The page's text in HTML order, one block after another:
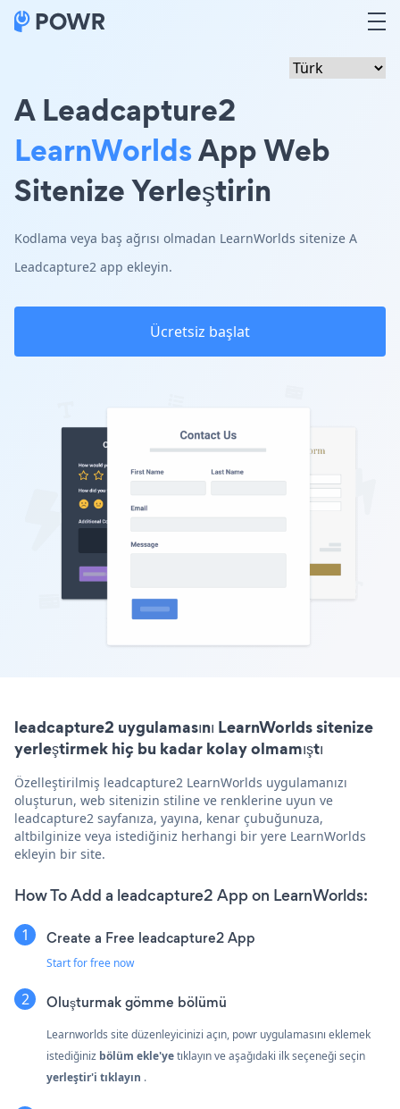
A Leadcapture2
LearnWorldsApp Web
Sitenize Yerleştirin
Kodlama veya baş ağrısı olmadan LearnWorlds sitenize A
Leadcapture2 app ekleyin.
Ücretsiz başlat
leadcapture2 uygulamasını LearnWorlds sitenize
yerleştirmek hiç bu kadar kolay olmamıştı
Özelleştirilmiş leadcapture2 LearnWorlds uygulamanızı
oluşturun, web sitenizin stiline ve renklerine uyun ve
leadcapture2 sayfanıza, yayına, kenar çubuğunuza,
altbilginize veya istediğiniz herhangi bir yere LearnWorlds
ekleyin bir site.
How To Add a leadcapture2 App on LearnWorlds:
Create a Free leadcapture2 App
Start for free now
Oluşturmakgömme bölümü
Learnworlds site düzenleyicinizi açın, powr uygulamasını eklemek
istediğiniz bölüm ekle'yetıklayın ve aşağıdaki ilk seçeneği seçin
yerleştir'i tıklayın .